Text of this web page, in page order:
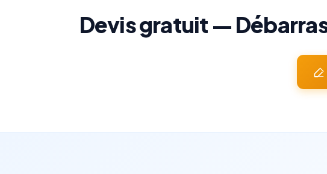
Devis gratuit —